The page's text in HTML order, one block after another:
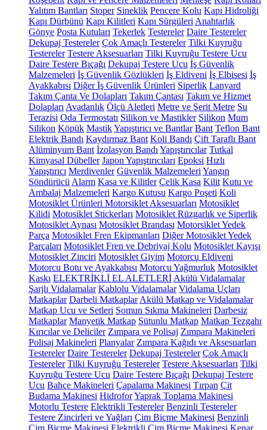
Yalıtım Bantları Stoper Sineklik Pencere Kolu Kapı Hidroliği
Kapı Dürbünü Kapı Kilitleri Kapı Sürgüleri Anahtarlık
Gönye Posta Kutuları Tekerlek Testereler Daire Testereler
Dekupaj Testereler Çok Amaçlı Testereler Tilki Kuyruğu
Testereler Testere Aksesuarları Tilki Kuyruğu Testere Ucu
Daire Testere Bıçağı Dekupaj Testere Ucu İş Güvenlik
Malzemeleri İş Güvenlik Gözlükleri İş Eldiveni İş Elbisesi İş
Ayakkabısı Diğer İş Güvenlik Ürünleri Siperlik Lanyard
Takım Çanta Ve Dolapları Takım Çantası Takım ve Hizmet
Dolapları Avadanlık Ölçü Aletleri Metre ve Şerit Metre Su
Terazisi Oda Termostatı Silikon ve Mastikler Silikon Mum
Silikon Köpük MastikYapıştırıcı ve Bantlar Bant Teflon Bant
Elektrik Bandı Kaydırmaz Bant Koli Bandı Çift Taraflı Bant
Alüminyum Bant İzolasyon Bandı Yapıştırıcılar Tutkal
Kimyasal Dübeller Japon Yapıştırıcıları Epoksi Hızlı
Yapıştırıcı Merdivenler Güvenlik Malzemeleri Yangın
Söndürücü Alarm Kasa ve Kilitler Çelik Kasa Kilit Kutu ve
Ambalaj Malzemeleri Kargo Kutusu Kargo Poşeti Koli
Motosiklet Ürünleri Motorsiklet Aksesuarları Motosiklet
Kilidi Motosiklet Stickerları Motosiklet Rüzgarlık ve Siperlik
Motosiklet Aynası Motosiklet Brandası Motorsiklet Yedek
Parça Motosiklet Fren Ekipmanları Diğer Motosiklet Yedek
Parçaları Motosiklet Fren ve Debriyaj Kolu Motosiklet Kayışı
Motosiklet Zinciri Motosiklet Giyim Motorcu Eldiveni
Motorcu Botu ve Ayakkabısı Motorcu Yağmurluk Motosiklet
Kaskı ELEKTRİKLİ EL ALETLERİ Akülü Vidalamalar
Şarjlı Vidalamalar Kablolu Vidalamalar Vidalama Uçları
Matkaplar Darbeli Matkaplar Akülü Matkap ve Vidalamalar
Matkap Ucu ve Setleri Somun Sıkma Makineleri Darbesiz
Matkaplar Manyetik Matkap Sütunlu Matkap Matkap Tezgahı
Kırıcılar ve Deliciler Zımpara ve Polisaj Zımpara Makineleri
Polisaj Makineleri Planyalar Zımpara Kağıdı ve Aksesuarları
Testereler Daire Testereler Dekupaj Testereler Çok Amaçlı
Testereler Tilki Kuyruğu Testereler Testere Aksesuarları Tilki
Kuyruğu Testere Ucu Daire Testere Bıçağı Dekupaj Testere
Ucu Bahçe Makineleri Çapalama Makinesi Tırpan Çit
Budama Makinesi HidroforYaprak Toplama Makinesi
Motorlu Testere Elektrikli Testereler Benzinli Testereler
Testere Zincirleri ve Yağları Çim Biçme Makinesi Benzinli
Çim Biçme Makinesi Elektrikli Çim Biçme Makinesi Kenar